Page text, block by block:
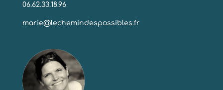
06.62.33.18.96
marie@lechemindespossibles.fr